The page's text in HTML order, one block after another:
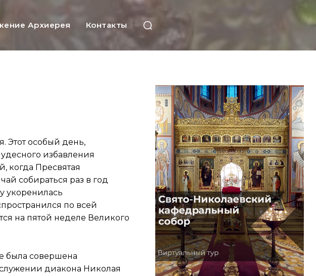
Архиерея Контакты
Этот особый день,
избавления
когда Пресвятая
собираться раз в год
укоренилась
по всей
на пятой неделе Великого
была совершена
диакона Николая